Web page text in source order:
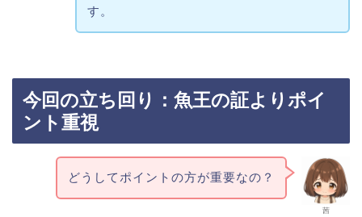
す。
今回の立ち回り：魚王の証よりポイ
ント重視
茜
どうしてポイントの方が重要なの？